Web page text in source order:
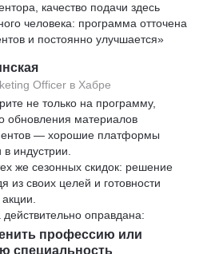
качество подачи здесь
человека: программа отточена
и постоянно улучшается»
Officer в Хабре
не только на программу,
обновления материалов
— хорошие платформы
индустрии.
же сезонных скидок: решение
из своих целей и готовности
действительно оправдана:
профессию или
специальность